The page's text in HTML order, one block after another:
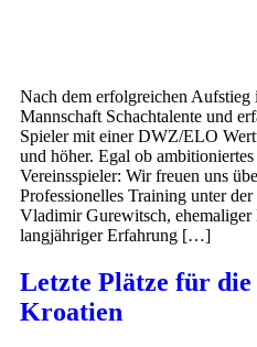
Nach dem erfolgreichen Aufstieg
Mannschaft Schachtalente und
Spieler mit einer DWZ/ELO
und höher. Egal ob
Vereinsspieler: Wir freuen uns
Professionelles Training unter
Vladimir Gurewitsch, ehemaliger
langjähriger Erfahrung […]
Letzte Plätze für
Kroatien